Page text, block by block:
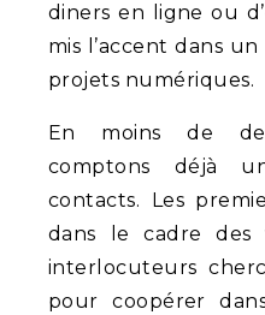
diners en ligne ou
mis l’accent dans
projets numériques.
En moins de
comptons déjà
contacts. Les
dans le cadre des
interlocuteurs
pour coopérer